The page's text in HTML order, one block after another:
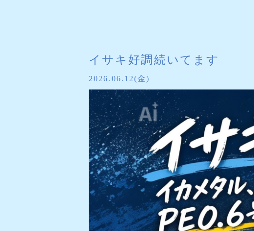
イサキ好調続いてます
2026.06.12(金)